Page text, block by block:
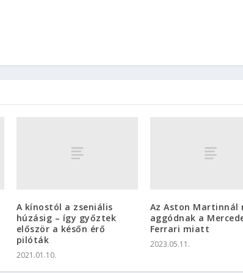
A kínostól a zseniális
húzásig – így győztek
először a későn érő
pilóták
2021.01.10.
Az Aston Martinnál
aggódnak a
Ferrari miatt
2023.05.11.